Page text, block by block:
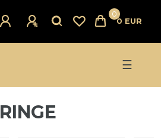
0
0 EUR
☰
RINGE